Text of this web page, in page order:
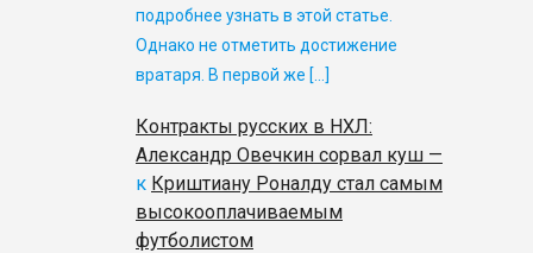
подробнее узнать в этой статье.
Однако не отметить достижение
вратаря. В первой же […]
Контракты русских в НХЛ:
Александр Овечкин сорвал куш —
к Криштиану Роналду стал самым
высокооплачиваемым
футболистом